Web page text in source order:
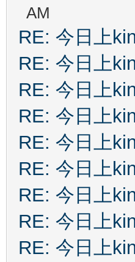
AM
RE: 今日上
RE: 今日上
RE: 今日上
RE: 今日上
RE: 今日上
RE: 今日上
RE: 今日上
RE: 今日上
RE: 今日上